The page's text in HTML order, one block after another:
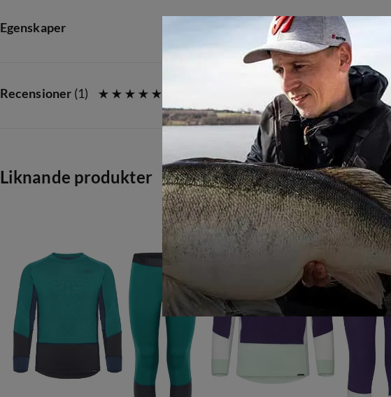
Egenskaper
Leverantörens artikelnamn :
Merino-Bamboo Base layer Set Jr
Leverantörens färgnamn
Tandori Spice
Recensioner (1 )
Liknande produkter